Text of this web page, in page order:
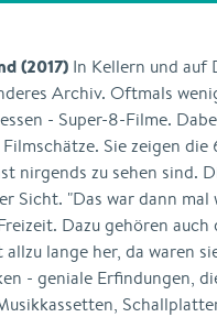
(2017) In Kellern und auf
Archiv. Oftmals
- Super-8-Filme.
Sie zeigen
nirgends zu sehen sind.
Sicht. "Das war dann mal
Dazu gehören
lange her, da waren
- geniale Erfindungen,